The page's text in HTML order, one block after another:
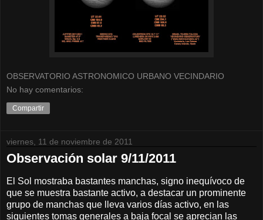
OBSERVATORIO ASTRONOMICO URBANO VECINDARIO
No hay comentarios:
Compartir
viernes, 11 de noviembre de 2011
Observación solar 9/11/2011
El Sol mostraba bastantes manchas, signo inequívoco de
que se muestra bastante activo, a destacar un prominente
grupo de manchas que lleva varios días activo, en las
siguientes tomas generales a baja focal se aprecian las